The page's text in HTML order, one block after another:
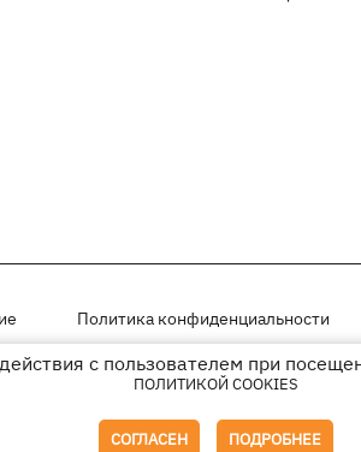
Политика конфиденциальности
правах рекламыс пользователем при
ПОЛИТИКОЙ COOKIES
СОГЛАСЕН ПОДРОБНЕЕ